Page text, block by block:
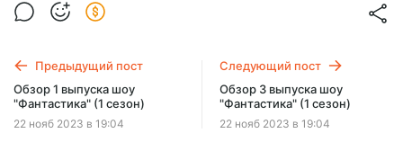
Обзор 2 выпуска шоу "Фантастика" (1 сезон)
Предыдущий пост
Обзор 1 выпуска шоу
"Фантастика" (1 сезон)
22 нояб 2023 в 19:04
Следующий пост
Обзор 3 выпуска шоу
"Фантастика" (1 сезон)
22 нояб 2023 в 19:04